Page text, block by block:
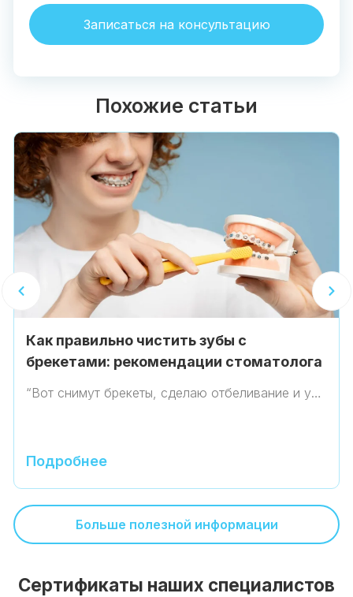
Записаться на консультацию
Похожие статьи
Как правильно чистить зубы с
брекетами: рекомендации стоматолога
“Вот снимут брекеты, сделаю отбеливание и у…
Подробнее
Больше полезной информации
Сертификаты наших специалистов